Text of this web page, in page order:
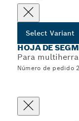
Select Variant
HOJA DE
Para
Número de pedido